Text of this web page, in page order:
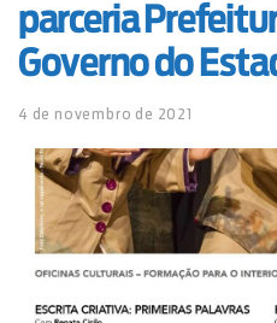
parceria
Governo do
4 de novembro de 2021